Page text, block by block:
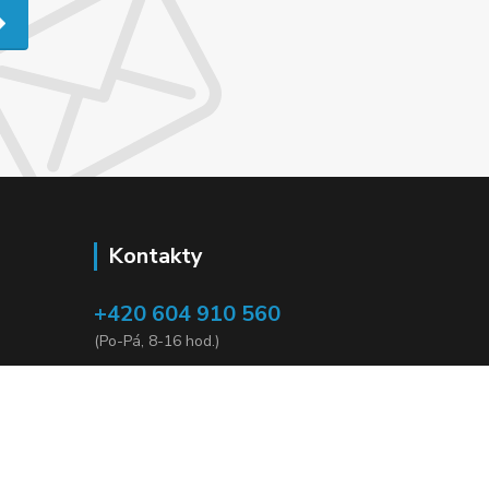
Kontakty
+420 604 910 560
(Po-Pá, 8-16 hod.)